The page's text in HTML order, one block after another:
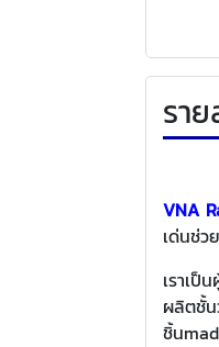
รา
VNA
เด่นช่ว
เราเป็
ผลิตชั้
ชิ้น